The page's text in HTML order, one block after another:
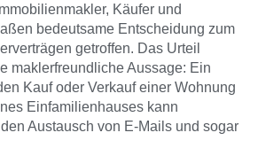
Käufer und
bedeutsame Entscheidung zum
getroffen. Das Urteil
maklerfreundliche Aussage: Ein
Kauf oder Verkauf einer Wohnung
Einfamilienhauses kann
Austausch von E-Mails und sogar